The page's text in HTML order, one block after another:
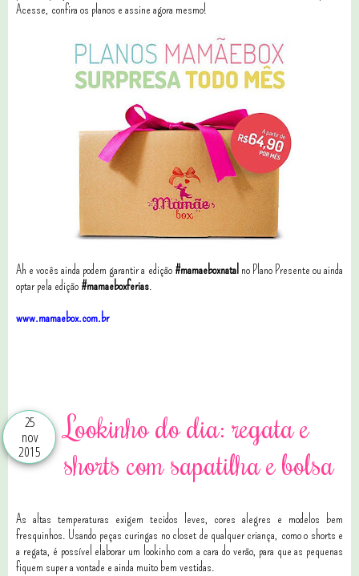
Acesse, confira os planos e assine agora mesmo!
Ah e vocês ainda podem garantir a edição #mamaeboxnatalno Plano Presente ou ainda
optar pela edição #mamaeboxferias.
www.mamaebox.com.br
25
nov
2015
Lookinho do dia: regata e
shorts com sapatilha e bolsa
As altas temperaturas exigem tecidos leves, cores alegres e modelos bem
fresquinhos. Usando peças curingas no closet de qualquer criança, como o shorts e
a regata, é possível elaborar um lookinho com a cara do verão, para que as pequenas
fiquem super a vontade e ainda muito bem vestidas.